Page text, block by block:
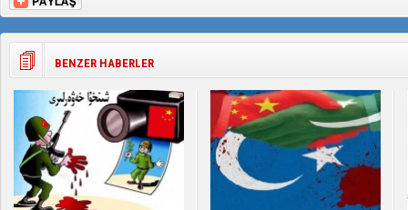
BENZER HABERLER